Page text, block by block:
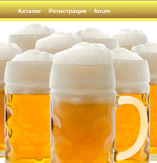
Каталог Регистрация forum